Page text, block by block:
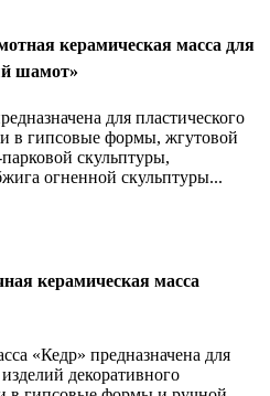
керамическая масса для
шамот»
для пластического
в гипсовые формы, жгутовой
скульптуры,
огненной скульптуры...
керамическая масса
«Кедр» предназначена для
декоративного